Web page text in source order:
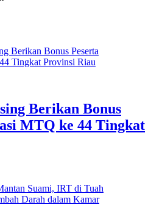
Berikan Bonus
MTQ ke 44 Tingkat